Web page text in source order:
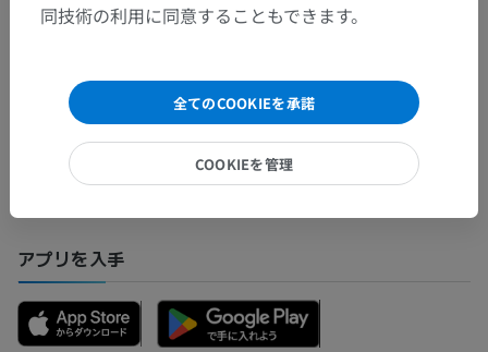
修正や翻訳、内容の改善の提案がありましたらどう
ぞお知らせください。
問題を報告
アプリを入手
同技術の利用に同意することもできます。
全てのCOOKIEを承諾
COOKIEを管理